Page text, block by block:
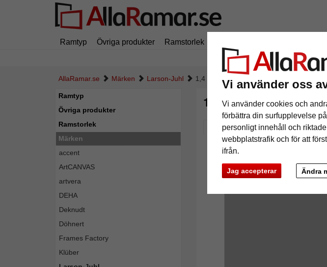
Vi använder oss
Vi använder cookies och
förbättra din surfupplevelse
personligt innehåll och
webbplatstrafik och för att
ifrån.
Jag accepterar Ändra
Ramtyp Övriga produkter Ramstorlek
195 kr i leveranskostnad.
AllaRamar.se Märken Larson-Juhl 1,4 mm "Artique" passepartout efter mått
Ramtyp
Övriga produkter
Ramstorlek
Märken
accent
ArtCANVAS
artvera
DEHA
Deknudt
Döhnert
Frames Factory
Klüber
1,4 mm "Artique"
Pictures Preview